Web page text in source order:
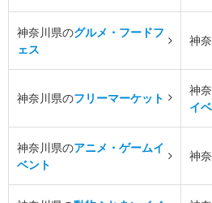
神奈川県のグルメ・フードフ
ェス
神
神奈川県のフリーマーケット
神
イ
神奈川県のアニメ・ゲームイ
ベント
神